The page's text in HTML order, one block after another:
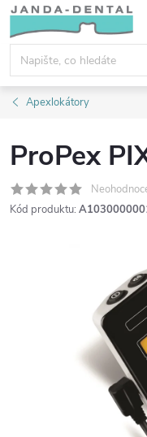
Přejít
obsah
Apexlokátory
ProPex
Kód produktu: